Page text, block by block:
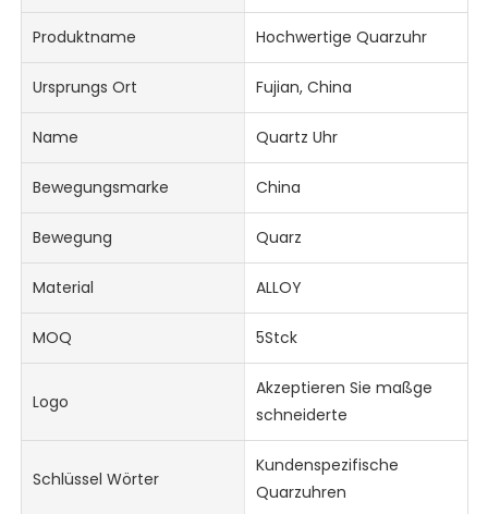
Produktname Hochwertige Quarzuhr
Ursprungs Ort Fujian, China
Name Quartz Uhr
Bewegungsmarke China
Bewegung Quarz
Material ALLOY
MOQ 5Stck
Logo
Akzeptieren Sie maßge
schneiderte
Schlüssel Wörter
Kundenspezifische
Quarzuhren